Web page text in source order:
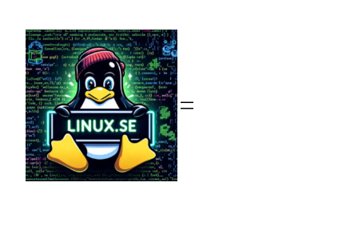
innehåll